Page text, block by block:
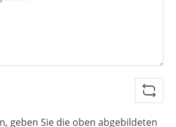
geben Sie die oben abgebildeten